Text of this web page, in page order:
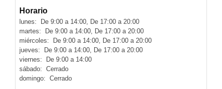
Horario
lunes: De 9:00 a 14:00, De 17:00 a 20:00
martes: De 9:00 a 14:00, De 17:00 a 20:00
miércoles: De 9:00 a 14:00, De 17:00 a 20:00
jueves: De 9:00 a 14:00, De 17:00 a 20:00
viernes: De 9:00 a 14:00
sábado: Cerrado
domingo: Cerrado